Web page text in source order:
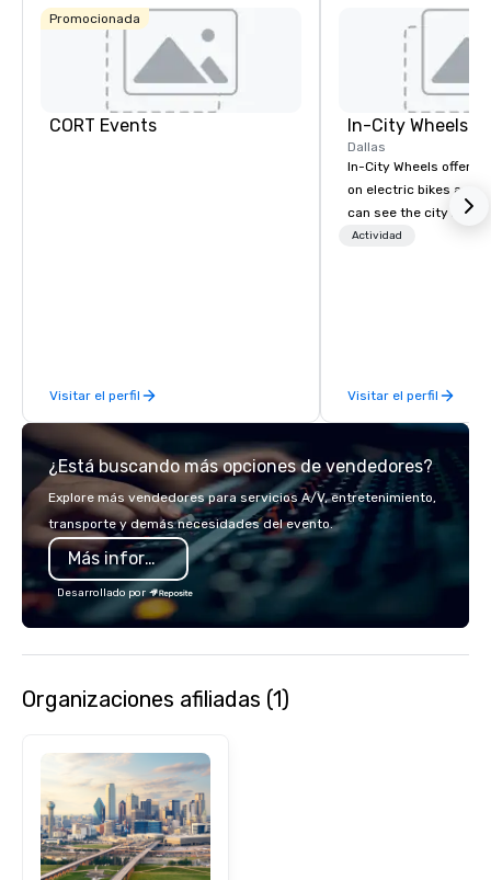
Promocionada
CORT Events
Visitar el perfil
In-City Wheels
Dallas
In-City Wheels offers
on electric bikes and
can see the city in
possible. Our tours
Actividad
Visitar el perfil
¿Está buscando más opciones de vendedores?
Explore más vendedores para servicios A/V, entretenimiento,
transporte y demás necesidades del evento.
Más información
Desarrollado por
Organizaciones afiliadas (1)